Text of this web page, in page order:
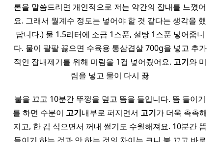
론을 말씀드리면 개인적으로 저는 약간의 잡내를 느꼈어
요. 그래서 월계수 정도는 넣어야 할 것 같다는 생각을 했
답니다.) 물 1.5리터에 소금 1스푼, 설탕 1스푼 넣어줍니
다. 물이 팔팔 끓으면 수육용 통삼겹살 700g을 넣고 추가
적인 잡내제거를 위해 미림을 1컵 넣어줬어요. 고기와 미
림을 넣고 물이 다시 끓
불을 끄고 10분간 뚜껑을 덮고 뜸을 들입니다. 뜸 들이기
를 하면 수분이 고기내부로 퍼지면서 고기가 더욱 촉촉해
지고, 한 김 식으면서 꺼내 썰기도 수월해져요. 10분간 뜸